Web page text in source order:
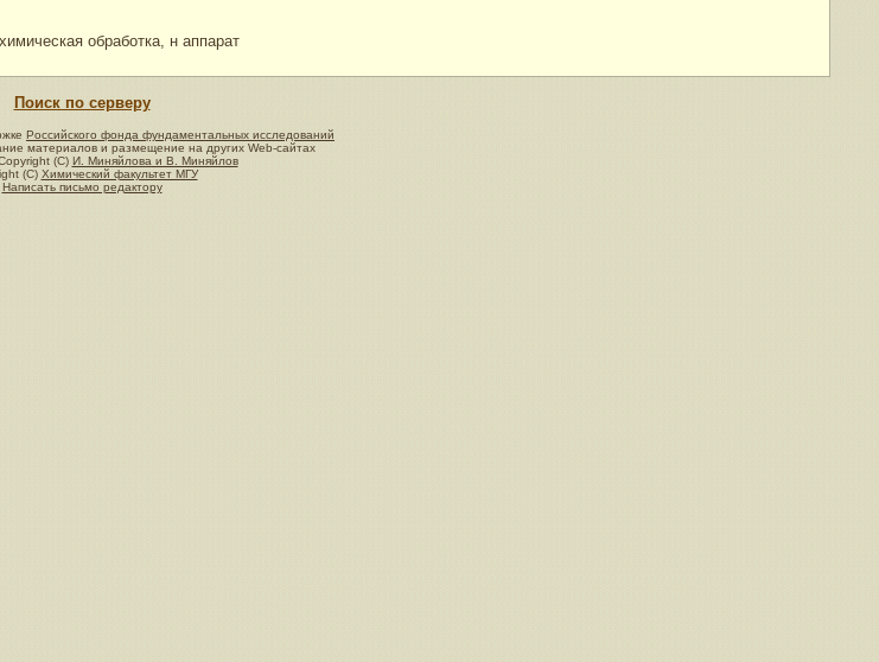
обработка, н аппарат
Поиск по серверу
Российского фонда фундаментальных исследований
материалов и размещение на других Web-сайтах
(C) И. Миняйлова и В. Миняйлов
(C) Химический факультет МГУ
Написать письмо редактору